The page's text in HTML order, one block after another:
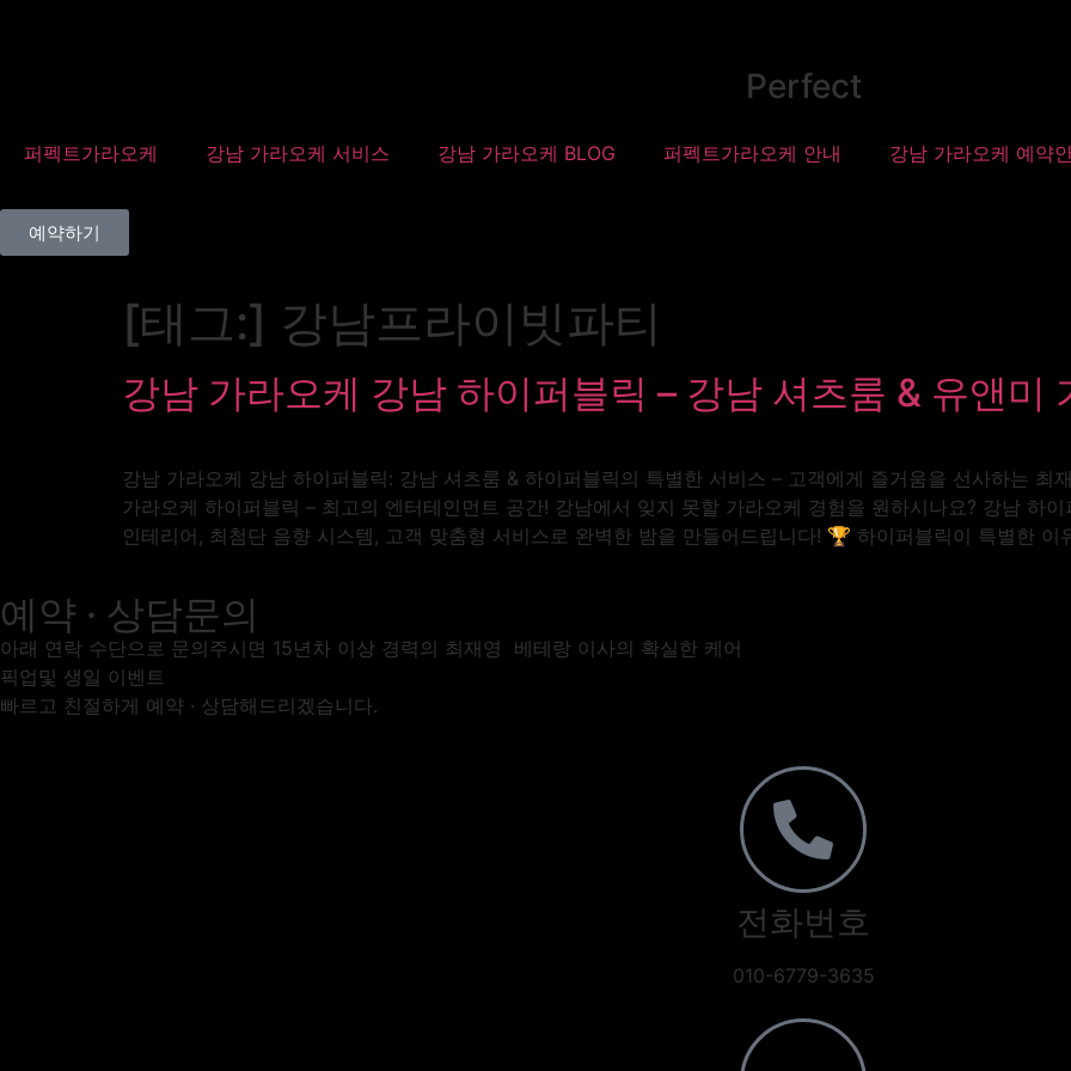
Perfect
퍼펙트가라오케 강남 가라오케 서비스 강남 가라오케 BLOG 퍼펙트가라오케 안내 강남 가라오케 예약
예약하기
[태그:] 강남프라이빗파티
강남 가라오케 강남 하이퍼블릭 – 강남 셔츠룸 & 유앤미
강남 가라오케 강남 하이퍼블릭: 강남 셔츠룸 & 하이퍼블릭의 특별한 서비스 – 고객에게 즐거움을 선사하는
가라오케 하이퍼블릭 – 최고의 엔터테인먼트 공간! 강남에서 잊지 못할 가라오케 경험을 원하시나요? 강남 하
인테리어, 최첨단 음향 시스템, 고객 맞춤형 서비스로 완벽한 밤을 만들어드립니다! 🏆 하이퍼블릭이 특별한
예약 · 상담문의
아래 연락 수단으로 문의주시면 15년차 이상 경력의 최재영 베테랑 이사의 확실한 케어
픽업및 생일 이벤트
빠르고 친절하게 예약 · 상담해드리겠습니다.
전화번호
010-6779-3635